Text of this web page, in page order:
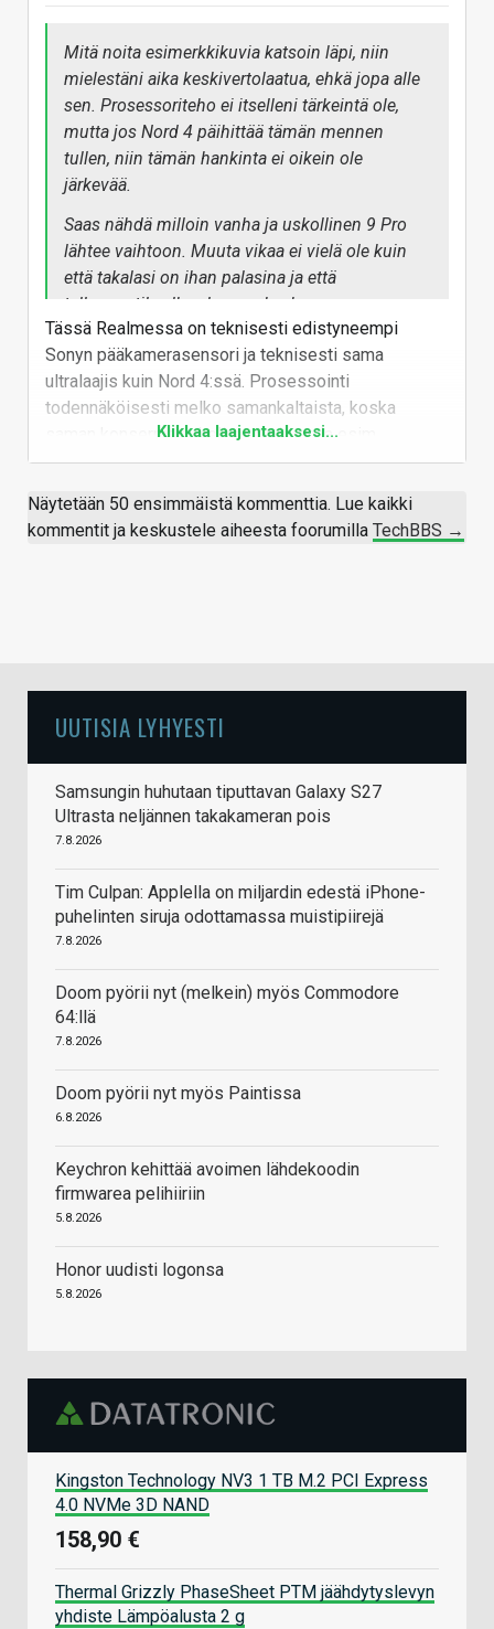
Mitä noita esimerkkikuvia katsoin läpi, niin
mielestäni aika keskivertolaatua, ehkä jopa alle
sen. Prosessoriteho ei itselleni tärkeintä ole,
mutta jos Nord 4 päihittää tämän mennen
tullen, niin tämän hankinta ei oikein ole
järkevää.
Saas nähdä milloin vanha ja uskollinen 9 Pro
lähtee vaihtoon. Muuta vikaa ei vielä ole kuin
että takalasi on ihan palasina ja että
tallennustila alkaa loppua kesken.
Tässä Realmessa on teknisesti edistyneempi
Sonyn pääkamerasensori ja teknisesti sama
ultralaajis kuin Nord 4:ssä. Prosessointi
todennäköisesti melko samankaltaista, koska
saman konsernin puhelimesta kyse ja esim
kamerasovellus lähes identtinen. Telekameraahan
tehtäessä oli käytössä mm. Galaxy S24 FE ja
Nothing Phone 3a Pro, joille tämä Realme pärjäsi
Vastaa
Klikkaa laajentaaksesi...
Näytetään 50 ensimmäistä kommenttia. Lue kaikki
kommentit ja keskustele aiheesta foorumilla TechBBS →
UUTISIA LYHYESTI
Samsungin huhutaan tiputtavan Galaxy S27
Ultrasta neljännen takakameran pois
7.8.2026
Tim Culpan: Applella on miljardin edestä iPhone-
puhelinten siruja odottamassa muistipiirejä
7.8.2026
Doom pyörii nyt (melkein) myös Commodore
64:llä
7.8.2026
Doom pyörii nyt myös Paintissa
6.8.2026
Keychron kehittää avoimen lähdekoodin
firmwarea pelihiiriin
5.8.2026
Honor uudisti logonsa
5.8.2026
Kingston Technology NV3 1 TB M.2 PCI Express
4.0 NVMe 3D NAND
158,90 €
Thermal Grizzly PhaseSheet PTM jäähdytyslevyn
yhdiste Lämpöalusta 2 g